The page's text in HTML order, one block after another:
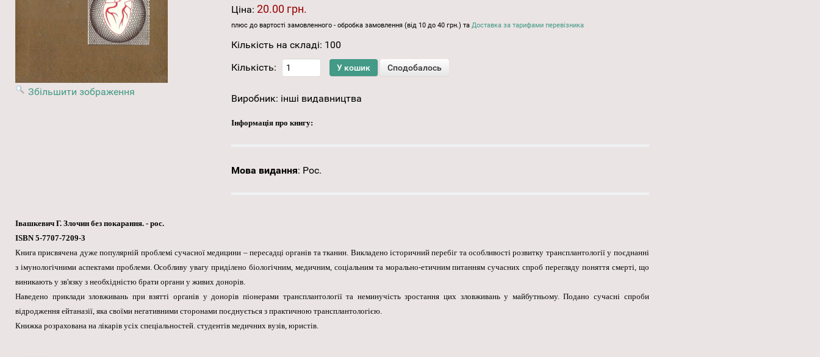
Збільшити зображення
Ціна: 20.00 грн.
плюс до вартості замовленного - обробка замовлення (від 10 до 40 грн.) та Доставка за тарифами перевізника
Кількість на складі: 100
Кількість:
Виробник: інші видавництва
Інформація про книгу:
Мова видання: Рос.
Івашкевич Г. Злочин без покарання. - рос.
ISBN 5-7707-7209-3
Книга присвячена дуже популярній проблемі сучасної медицини – пересадці органів та тканин. Викладено історичний перебіг та особливості розвитку трансплантології у поєднанні
з імунологічними аспектами проблеми. Особливу увагу приділено біологічним, медичним, соціальним та морально-етичним питанням сучасних спроб перегляду поняття смерті, що
виникають у зв'язку з необхідністю брати органи у живих донорів.
Наведено приклади зловживань при взятті органів у донорів піонерами трансплантології та неминучість зростання цих зловживань у майбутньому. Подано сучасні спроби
відродження ейтаназії, яка своїми негативними сторонами поєднується з практичною трансплантологією.
Книжка розрахована на лікарів усіх спеціальностей. студентів медичних вузів, юристів.